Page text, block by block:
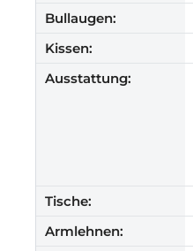
Bullaugen:
Kissen:
Ausstattung:
Tische:
Armlehnen: